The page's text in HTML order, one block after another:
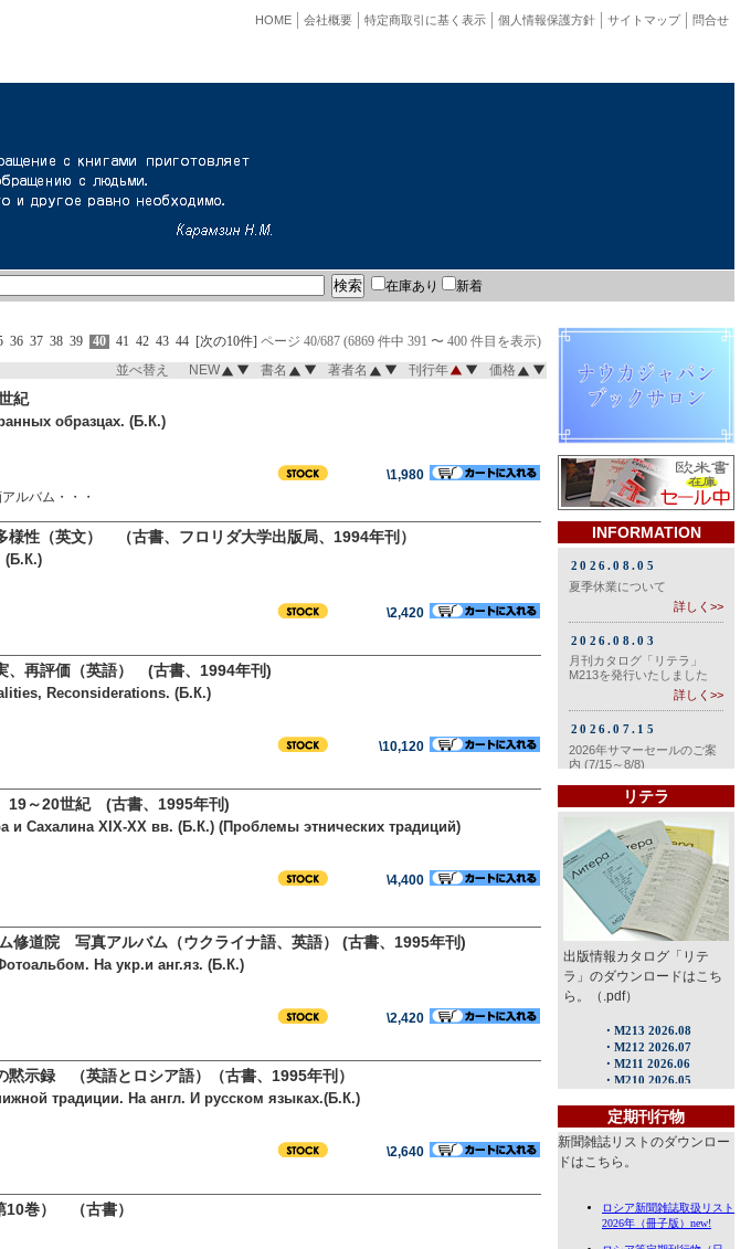
問合せ
サイトマップ
個人情報保護方針
特定商取引に基く表示
会社概要
HOME
在庫あり 新着
36 37 38 39 40 41 42 43 44 [次の10件] ページ 40/687 (6869 件中 391 〜 400 件目を表示)
並べ替え NEW 書名 著者名 刊行年 価格
紀
образцах. (Б.К.)
\1,980
ルバム・・・
性（英文） （古書、フロリダ大学出版局、1994年刊）
(Б.К.)
\2,420
、再評価（英語） (古書、1994年刊)
Reconsiderations. (Б.К.)
\10,120
19～20世紀 (古書、1995年刊)
и Сахалина XIX-XX вв. (Б.К.) (Проблемы этнических традиций)
\4,400
道院 写真アルバム（ウクライナ語、英語） (古書、1995年刊)
На укр.и анг.яз. (Б.К.)
\2,420
示録 （英語とロシア語）（古書、1995年刊）
традиции. На англ. И русском языках.(Б.К.)
\2,640
10巻） （古書）
INFORMATION
リテラ
出版情報カタログ「リテ
ラ」のダウンロードはこち
ら。（.pdf）
定期刊行物
新聞雑誌リストのダウンロー
ドはこちら。